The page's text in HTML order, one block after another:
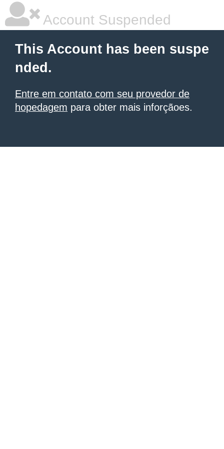
Account Suspended
This Account has been suspe
nded.
Entre em contato com seu provedor de
hopedagem para obter mais inforçãoes.